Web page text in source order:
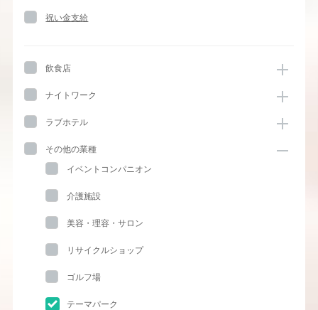
祝い金支給
飲食店
ナイトワーク
ラブホテル
その他の業種
イベントコンパニオン
介護施設
美容・理容・サロン
リサイクルショップ
ゴルフ場
テーマパーク